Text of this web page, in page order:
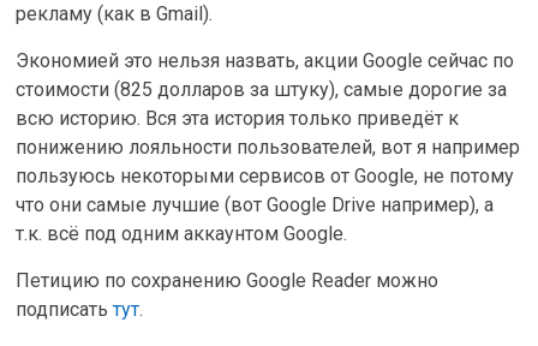
рекламу (как в Gmail).
Экономией это нельзя назвать, акции Google сейчас по
стоимости (825 долларов за штуку), самые дорогие за
всю историю. Вся эта история только приведёт к
понижению лояльности пользователей, вот я например
пользуюсь некоторыми сервисов от Google, не потому
что они самые лучшие (вот Google Drive например), а
т.к. всё под одним аккаунтом Google.
Петицию по сохранению Google Reader можно
подписатьтут.